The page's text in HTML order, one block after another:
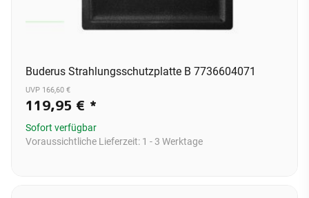
Buderus Strahlungsschutzplatte B 7736604071
UVP 166,60 €
119,95 € *
Sofort verfügbar
Voraussichtliche Lieferzeit: 1 - 3 Werktage